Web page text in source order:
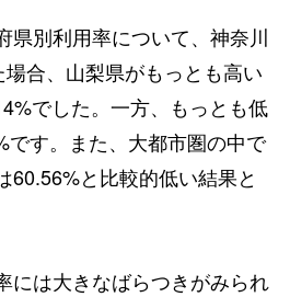
県別利用率について、神奈川
合、山梨県がもっとも高い
でした。一方、もっとも低
です。また、大都市圏の中で
60.56%と比較的低い結果と
には大きなばらつきがみられ